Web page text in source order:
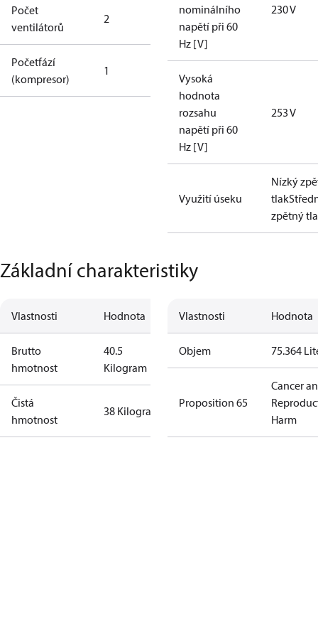
Počet
ventilátorů
2
Početfází
(kompresor)
1
nominálního
napětí při 60
Hz [V]
230 V
Vysoká
hodnota
rozsahu
napětí při 60
Hz [V]
253 V
Využití úseku
Nízký
tlak
zpětný
Základní charakteristiky
Vlastnosti Hodnota
Brutto
hmotnost
40.5
Kilogram
Čistá
hmotnost
38 Kilogram
Vlastnosti Hodnota
Objem 75.364
Proposition 65
Cancer
Harm